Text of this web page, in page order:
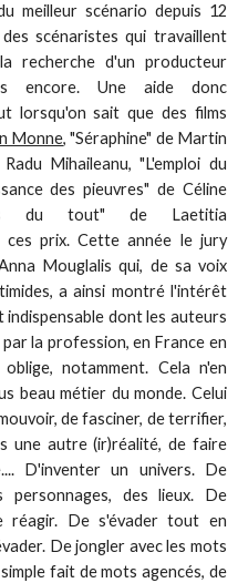
meilleur scénario depuis 12
scénaristes qui travaillent
recherche d'un producteur
encore. Une aide donc
lorsqu'on sait que des films
Monne, "Séraphine" de Martin
Mihaileanu, "L'emploi du
des pieuvres" de Céline
du tout" de Laetitia
ces prix. Cette année le jury
Mouglalis qui, de sa voix
a ainsi montré l'intérêt
dont les auteurs
la profession, en France en
notamment. Cela n'en
beau métier du monde. Celui
de fasciner, de terrifier,
une autre (ir)réalité, de faire
D'inventer un univers. De
des lieux. De
réagir. De s'évader tout en
De jongler avec les mots
fait de mots agencés, de